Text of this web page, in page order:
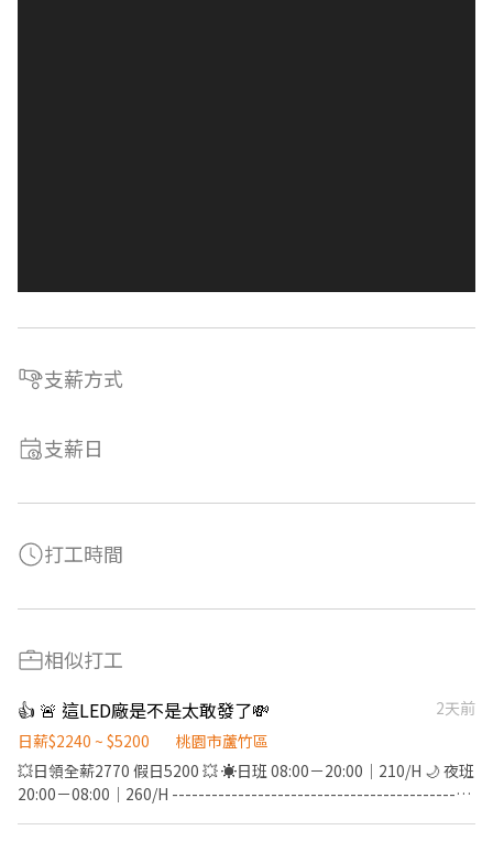
支薪方式
支薪日
打工時間
相似打工
👍 🚨 這LED廠是不是太敢發了💸
2天前
日薪$2240 ~ $5200
桃園市蘆竹區
💥日領全薪2770 假日5200 💥 ☀️日班 08:00－20:00｜210/H 🌙 夜班
20:00－08:00｜260/H ----------------------------------------------